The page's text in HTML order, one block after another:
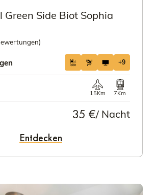
Side Biot Sophia
+9
15Km 7Km
35 €/ Nacht
Entdecken